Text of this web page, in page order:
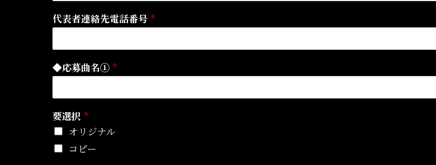
代表者連絡先電話番号 *
◆応募曲名① *
要選択 *
オリジナル
コピー